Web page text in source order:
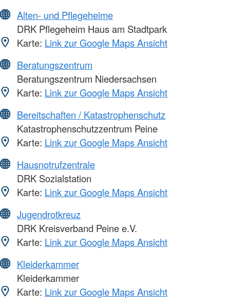
Alten- und Pflegeheime
DRK Pflegeheim Haus am Stadtpark
Karte: Link zur Google Maps Ansicht
Beratungszentrum
Beratungszentrum Niedersachsen
Karte: Link zur Google Maps Ansicht
Bereitschaften / Katastrophenschutz
Katastrophenschutzzentrum Peine
Karte: Link zur Google Maps Ansicht
Hausnotrufzentrale
DRK Sozialstation
Karte: Link zur Google Maps Ansicht
Jugendrotkreuz
DRK Kreisverband Peine e.V.
Karte: Link zur Google Maps Ansicht
Kleiderkammer
Kleiderkammer
Karte: Link zur Google Maps Ansicht